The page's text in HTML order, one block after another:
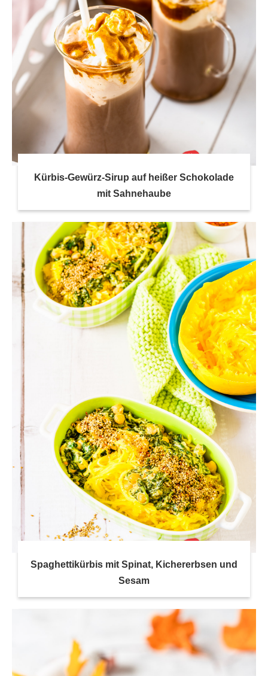
Kürbis-Gewürz-Sirup auf heißer Schokolade
mit Sahnehaube
Spaghettikürbis mit Spinat, Kichererbsen und
Sesam